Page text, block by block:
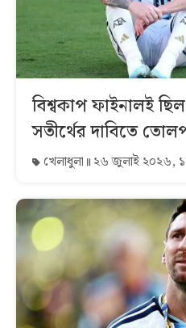
বিশ্বকাপ ফাইনালই
সতীর্থের দাবিতে
খেলাধুলা ২৬ জুলাই ২০২৬,